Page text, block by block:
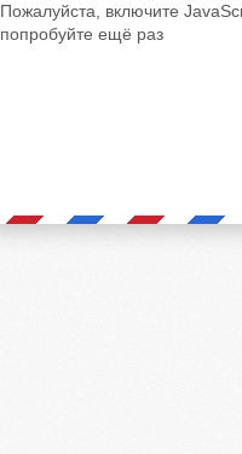
Пожалуйста, включите
попробуйте ещё раз